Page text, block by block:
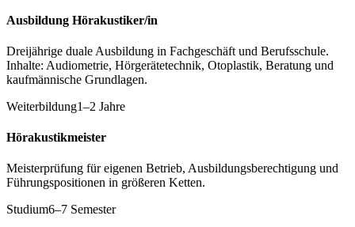
Ausbildung Hörakustiker/in
Dreijährige duale Ausbildung in Fachgeschäft und Berufsschule.
Inhalte: Audiometrie, Hörgerätetechnik, Otoplastik, Beratung und
kaufmännische Grundlagen.
Weiterbildung1–2 Jahre
Hörakustikmeister
Meisterprüfung für eigenen Betrieb, Ausbildungsberechtigung und
Führungspositionen in größeren Ketten.
Studium6–7 Semester